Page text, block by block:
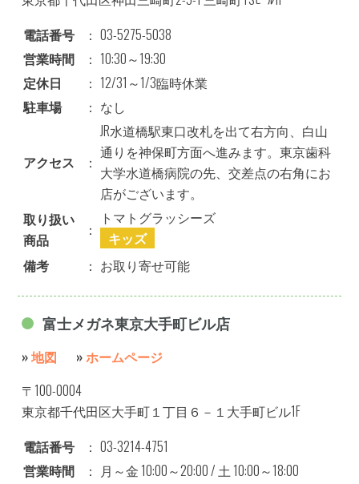
電話番号
： 03-5275-5038
営業時間
： 10:30～19:30
定休日
： 12/31～1/3臨時休業
駐車場
： なし
アクセス ：
JR水道橋駅東口改札を出て右方向、白山
通りを神保町方面へ進みます。東京歯科
大学水道橋病院の先、交差点の右角にお
店がございます。
取り扱い
商品
：
トマトグラッシーズ
キッズ
備考
： お取り寄せ可能
富士メガネ東京大手町ビル店
»地図 »ホームページ
〒100-0004
東京都千代田区大手町１丁目６－１大手町ビル1F
電話番号
： 03-3214-4751
営業時間
： 月～金 10:00～20:00 / 土 10:00～18:00